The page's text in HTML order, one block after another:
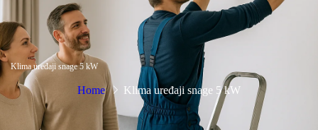
Klima uređaji snage 5 kW
Home Klima uređaji snage 5 kW